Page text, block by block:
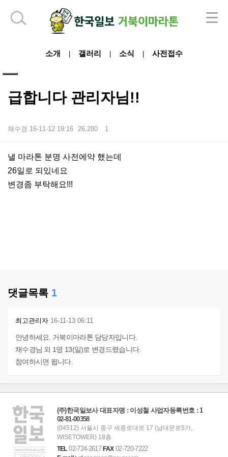
소개 갤러리 소식 사전접수
급합니다 관리자님!!
채수경 16-11-12 19:16 26,280 1
본문
낼 마라톤 분명 사전에약 했는데
26일로 되있네요
변경좀 부탁해요!!!
댓글목록 1
최고관리자 16-11-13 06:11
안녕하세요. 거북이마라톤 담당자입니다.
채수경님 외 1명 13(일)로 변경드렸습니다.
참여하시면 됩니다.
하단 영역
(주)한국일보사 대표자명 : 이성철 사업자등록번호 : 1
02-81-00358
(04512) 서울시 중구 세종로대로 17 (남대문로5가,
WISETOWER) 18층
TEL02-724-2617FAX02-720-7222